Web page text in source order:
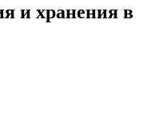
и хранения в